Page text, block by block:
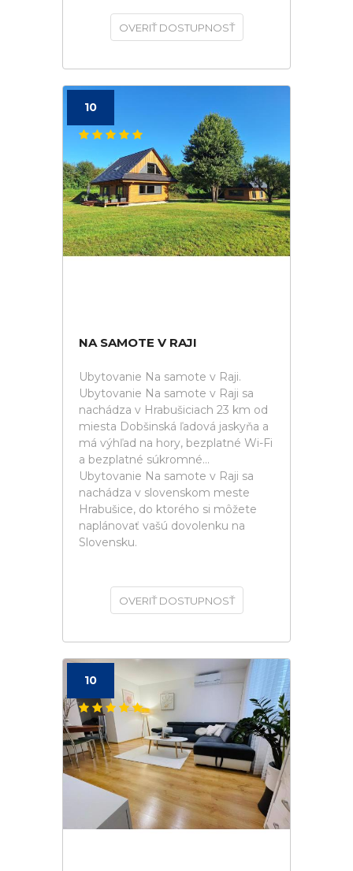
OVERIŤ DOSTUPNOSŤ
10
NA SAMOTE V RAJI
Ubytovanie Na samote v Raji.
Ubytovanie Na samote v Raji sa
nachádza v Hrabušiciach 23 km od
miesta Dobšinská ľadová jaskyňa a
má výhľad na hory, bezplatné Wi-Fi
a bezplatné súkromné...
Ubytovanie Na samote v Raji sa
nachádza v slovenskom meste
Hrabušice, do ktorého si môžete
naplánovať vašú dovolenku na
Slovensku.
OVERIŤ DOSTUPNOSŤ
10